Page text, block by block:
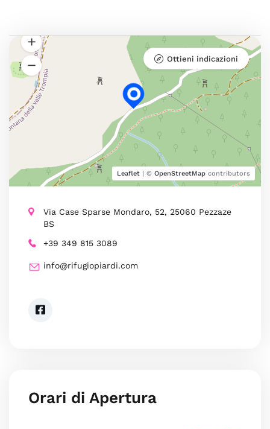
Leaflet | © OpenStreetMap contributors
Ottieni indicazioni
Via Case Sparse Mondaro, 52, 25060 Pezzaze
BS
+39 349 815 3089
info@rifugiopiardi.com
Orari di Apertura